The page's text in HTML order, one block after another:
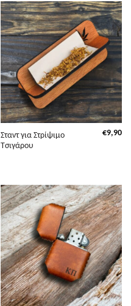
€28,99
Σταντ για Στρίψιμο
Τσιγάρου
€9,90